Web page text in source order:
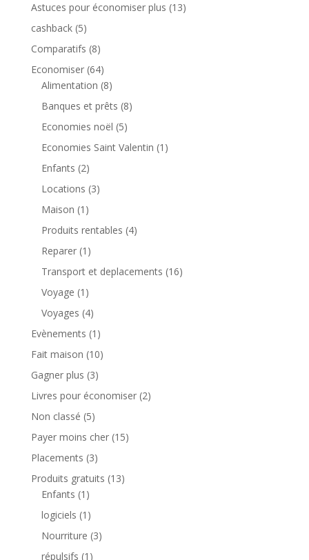
Astuces pour économiser plus (13)
cashback(5)
Comparatifs (8)
Economiser(64)
Alimentation (8)
Banques et prêts (8)
Economies noël (5)
Economies Saint Valentin (1)
Enfants (2)
Locations (3)
Maison (1)
Produits rentables (4)
Reparer(1)
Transport et deplacements (16)
Voyage (1)
Voyages (4)
Evènements (1)
Fait maison (10)
Gagner plus (3)
Livres pour économiser(2)
Non classé (5)
Payer moins cher(15)
Placements (3)
Produits gratuits (13)
Enfants (1)
logiciels (1)
Nourriture (3)
répulsifs (1)